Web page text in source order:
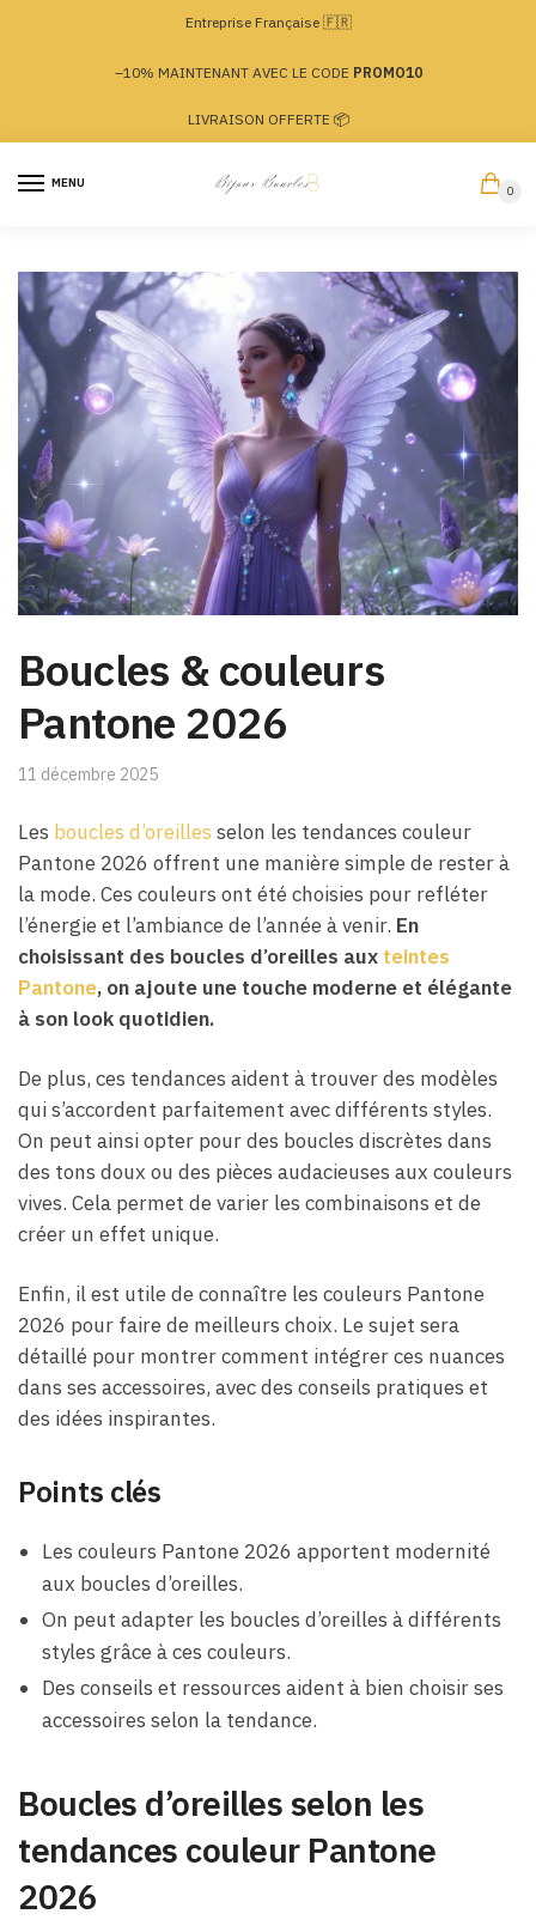
Entreprise Française 🇫🇷
–10% MAINTENANT AVEC LE CODE PROMO10
LIVRAISON OFFERTE 📦
MENU
0
Boucles & couleurs
Pantone 2026
11 décembre 2025
Les boucles d’oreilles selon les tendances couleur
Pantone 2026 offrent une manière simple de rester à
la mode. Ces couleurs ont été choisies pour refléter
l’énergie et l’ambiance de l’année à venir. En
choisissant des boucles d’oreilles aux teintes
Pantone, on ajoute une touche moderne et élégante
à son look quotidien.
De plus, ces tendances aident à trouver des modèles
qui s’accordent parfaitement avec différents styles.
On peut ainsi opter pour des boucles discrètes dans
des tons doux ou des pièces audacieuses aux couleurs
vives. Cela permet de varier les combinaisons et de
créer un effet unique.
Enfin, il est utile de connaître les couleurs Pantone
2026 pour faire de meilleurs choix. Le sujet sera
détaillé pour montrer comment intégrer ces nuances
dans ses accessoires, avec des conseils pratiques et
des idées inspirantes.
Points clés
Les couleurs Pantone 2026 apportent modernité
aux boucles d’oreilles.
On peut adapter les boucles d’oreilles à différents
styles grâce à ces couleurs.
Des conseils et ressources aident à bien choisir ses
accessoires selon la tendance.
Boucles d’oreilles selon les
tendances couleur Pantone
2026